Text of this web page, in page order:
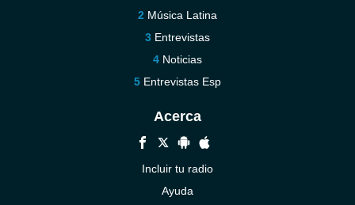
Música Latina
Entrevistas
Noticias
Entrevistas Esp
Acerca
Incluir tu radio
Ayuda